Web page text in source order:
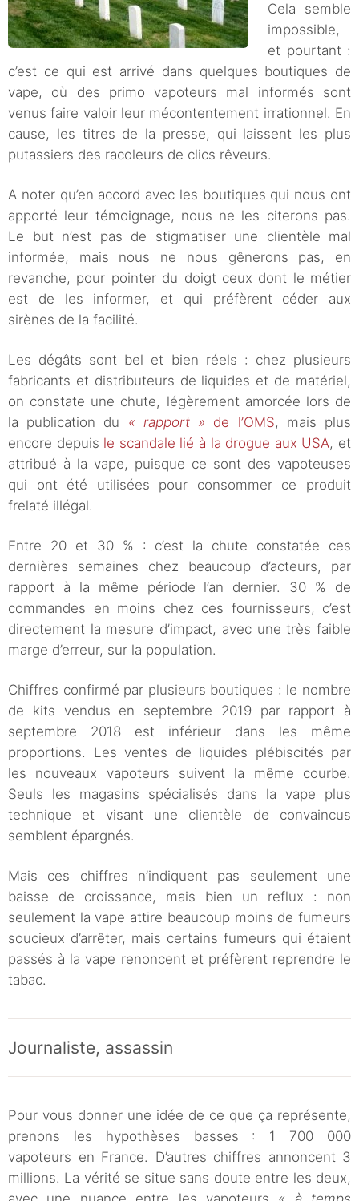
Cela semble
impossible,
et pourtant :
c’est ce qui est arrivé dans quelques boutiques de
vape, où des primo vapoteurs mal informés sont
venus faire valoir leur mécontentement irrationnel. En
cause, les titres de la presse, qui laissent les plus
putassiers des racoleurs de clics rêveurs.
A noter qu’en accord avec les boutiques qui nous ont
apporté leur témoignage, nous ne les citerons pas.
Le but n’est pas de stigmatiser une clientèle mal
informée, mais nous ne nous gênerons pas, en
revanche, pour pointer du doigt ceux dont le métier
est de les informer, et qui préfèrent céder aux
sirènes de la facilité.
Les dégâts sont bel et bien réels : chez plusieurs
fabricants et distributeurs de liquides et de matériel,
on constate une chute, légèrement amorcée lors de
la publication du « rapport » de l’OMS, mais plus
encore depuis le scandale lié à la drogue aux USA, et
attribué à la vape, puisque ce sont des vapoteuses
qui ont été utilisées pour consommer ce produit
frelaté illégal.
Entre 20 et 30 % : c’est la chute constatée ces
dernières semaines chez beaucoup d’acteurs, par
rapport à la même période l’an dernier. 30 % de
commandes en moins chez ces fournisseurs, c’est
directement la mesure d’impact, avec une très faible
marge d’erreur, sur la population.
Chiffres confirmé par plusieurs boutiques : le nombre
de kits vendus en septembre 2019 par rapport à
septembre 2018 est inférieur dans les même
proportions. Les ventes de liquides plébiscités par
les nouveaux vapoteurs suivent la même courbe.
Seuls les magasins spécialisés dans la vape plus
technique et visant une clientèle de convaincus
semblent épargnés.
Mais ces chiffres n’indiquent pas seulement une
baisse de croissance, mais bien un reflux : non
seulement la vape attire beaucoup moins de fumeurs
soucieux d’arrêter, mais certains fumeurs qui étaient
passés à la vape renoncent et préfèrent reprendre le
tabac.
Journaliste, assassin
Pour vous donner une idée de ce que ça représente,
prenons les hypothèses basses : 1 700 000
vapoteurs en France. D’autres chiffres annoncent 3
millions. La vérité se situe sans doute entre les deux,